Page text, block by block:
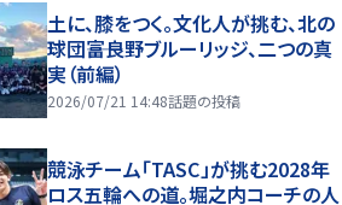
土に、膝をつく。文化人が挑む、北の
球団――富良野ブルーリッジ、二つの真
実（前編）
2026/07/21 14:48話題の投稿
競泳チーム「TASC」が挑む2028年
ロス五輪への道。堀之内コーチの人